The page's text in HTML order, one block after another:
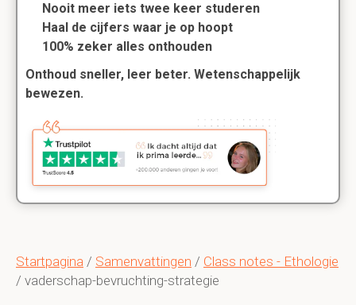
Startpagina / Samenvattingen / Class notes - Ethologie
/ vaderschap-bevruchting-strategie
Nooit meer iets twee keer studeren
Haal de cijfers waar je op hoopt
100% zeker alles onthouden
Onthoud sneller, leer beter. Wetenschappelijk
bewezen.